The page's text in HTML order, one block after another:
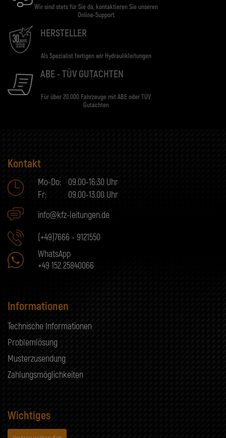
Wir sind stets für Sie da, kontaktieren Sie unseren
Online-Support
HERSTELLER
Als Spezialist fertigen wir Hydraulikleitungen
ABE - TÜV GUTACHTEN
Für über 20.000 Fahrzeuge mit ABE oder TÜV
Gutachten
Kontakt
Mo-Do:
09.00-16:30 Uhr
Fr:
09.00-13.00 Uhr
info@kfz-leitungen.de
(+49)7666 - 9121550
WhatsApp
+49 152 25840066
Informationen
Technische Informationen
Problemlösung
Musterzusendung
Zahlungsmöglichkeiten
Wichtiges